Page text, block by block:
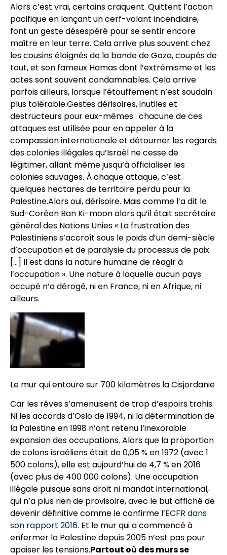
Alors c’est vrai, certains craquent. Quittent l’action
pacifique en lançant un cerf-volant incendiaire,
font un geste désespéré pour se sentir encore
maître en leur terre. Cela arrive plus souvent chez
les cousins éloignés de la bande de Gaza, coupés de
tout, et son fameux Hamas dont l’extrémisme et les
actes sont souvent condamnables. Cela arrive
parfois ailleurs, lorsque l’étouffement n’est soudain
plus tolérable.Gestes dérisoires, inutiles et
destructeurs pour eux-mêmes : chacune de ces
attaques est utilisée pour en appeler à la
compassion internationale et détourner les regards
des colonies illégales qu’Israël ne cesse de
légitimer, allant même jusqu’à officialiser les
colonies sauvages. À chaque attaque, c’est
quelques hectares de territoire perdu pour la
Palestine.Alors oui, dérisoire. Mais comme l’a dit le
Sud-Coréen Ban Ki-moon alors qu’il était secrétaire
général des Nations Unies « La frustration des
Palestiniens s’accroît sous le poids d’un demi-siècle
d’occupation et de paralysie du processus de paix.
[…] Il est dans la nature humaine de réagir à
l’occupation ». Une nature à laquelle aucun pays
occupé n’a dérogé, ni en France, ni en Afrique, ni
ailleurs.
Le mur qui entoure sur 700 kilomètres la Cisjordanie
Car les rêves s’amenuisent de trop d’espoirs trahis.
Ni les accords d’Oslo de 1994, ni la détermination de
la Palestine en 1998 n’ont retenu l’inexorable
expansion des occupations. Alors que la proportion
de colons israéliens était de 0,05 % en 1972 (avec 1
500 colons), elle est aujourd’hui de 4,7 % en 2016
(avec plus de 400 000 colons). Une occupation
illégale puisque sans droit ni mandat international,
qui n’a plus rien de provisoire, avec le but affiché de
devenir définitive comme le confirme l’ECFR dans
son rapport 2016. Et le mur qui a commencé à
enfermer la Palestine depuis 2005 n’est pas pour
apaiser les tensions.Partout où des murs se